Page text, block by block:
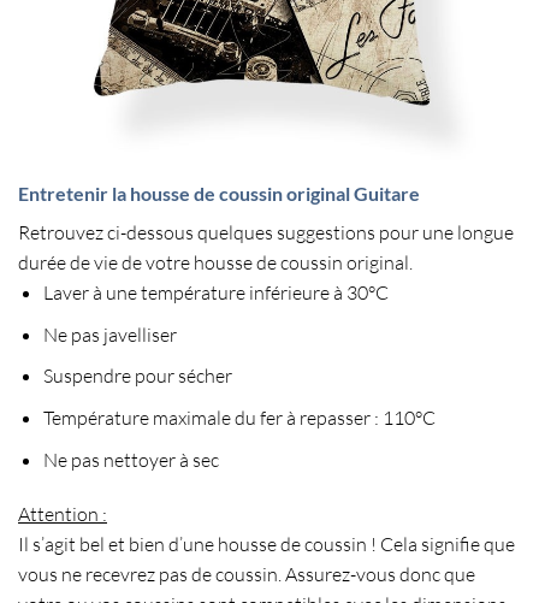
Entretenir la housse de coussin original Guitare
Retrouvez ci-dessous quelques suggestions pour une longue
durée de vie de votre housse de coussin original.
Laver à une température inférieure à 30°C
Ne pas javelliser
Suspendre pour sécher
Température maximale du fer à repasser : 110°C
Ne pas nettoyer à sec
Attention :
Il s’agit bel et bien d’une housse de coussin ! Cela signifie que
vous ne recevrez pas decoussin. Assurez-vous donc que